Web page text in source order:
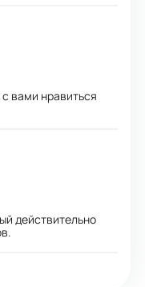
вами нравиться
действительно